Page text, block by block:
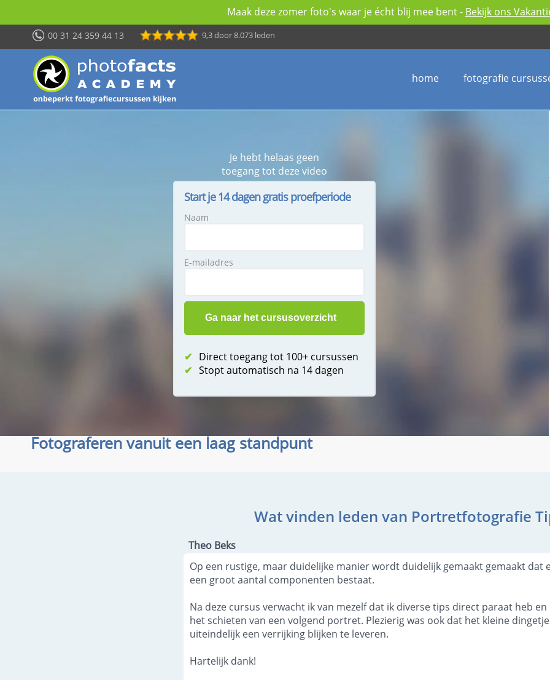
Maak deze zomer foto's waar je écht blij mee bent - Bekijk ons
00 31 24 359 44 13 9,3door 8.073 leden
fotografie
home
Je hebt helaas geen
toegang tot deze video
Start je 14 dagen gratis proefperiode
Naam
E-mailadres
✔ Direct toegang tot 100+ cursussen
✔ Stopt automatisch na 14 dagen
Fotograferen vanuit een laag standpunt
Wat vinden leden van Portretfotografie
Theo Beks
Op een rustige, maar duidelijke manier wordt duidelijk gemaakt gemaakt
een groot aantal componenten bestaat.
Na deze cursus verwacht ik van mezelf dat ik diverse tips direct paraat heb
het schieten van een volgend portret. Plezierig was ook dat het kleine
uiteindelijk een verrijking blijken te leveren.
Hartelijk dank!